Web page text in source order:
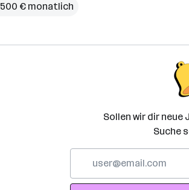
€ monatlich
Sollen wir dir neue
Suche
Adresse